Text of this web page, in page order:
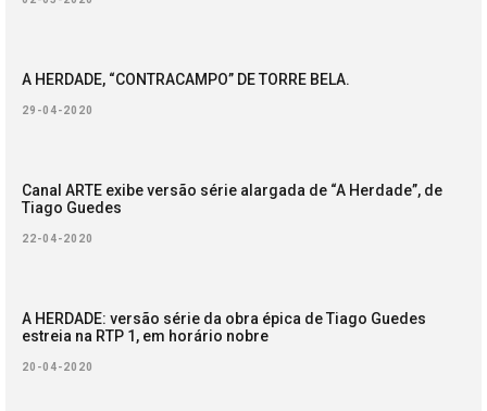
A HERDADE, “CONTRACAMPO” DE TORRE BELA.
29-04-2020
Canal ARTE exibe versão série alargada de “A Herdade”, de
Tiago Guedes
22-04-2020
A HERDADE: versão série da obra épica de Tiago Guedes
estreia na RTP 1, em horário nobre
20-04-2020